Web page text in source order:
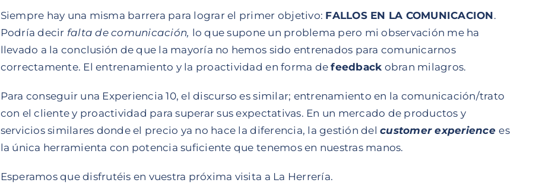
Siempre hay una misma barrera para lograr el primer objetivo: FALLOS EN LA COMUNICACION.
Podría decir falta de comunicación, lo que supone un problema pero mi observación me ha
llevado a la conclusión de que la mayoría no hemos sido entrenados para comunicarnos
correctamente. El entrenamiento y la proactividad en forma defeedback obran milagros.
Para conseguir una Experiencia 10, el discurso es similar; entrenamiento en la comunicación/trato
con el cliente y proactividad para superar sus expectativas. En un mercado de productos y
servicios similares donde el precio ya no hace la diferencia, la gestión delcustomer experiencees
la única herramienta con potencia suficiente que tenemos en nuestras manos.
Esperamos que disfrutéis en vuestra próxima visita a La Herrería.